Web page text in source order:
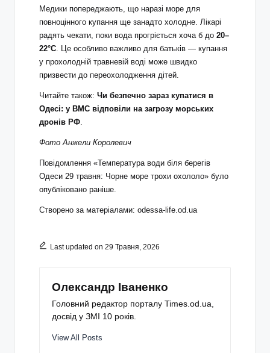
Медики попереджають, що наразі море для
повноцінного купання ще занадто холодне. Лікарі
радять чекати, поки вода прогріється хоча б до 20–
22°С . Це особливо важливо для батьків — купання
у прохолодній травневій воді може швидко
призвести до переохолодження дітей.
Читайте також: Чи безпечно зараз купатися в
Одесі: у ВМС відповіли на загрозу морських
дронів РФ
Фото Анжели Королевич
Повідомлення «Температура води біля берегів
Одеси 29 травня: Чорне море трохи охололо» було
опубліковано раніше.
Створено за матеріалами: odessa-life.od.ua
Last updated on 29 Травня, 2026
Олександр Іваненко
Головний редактор порталу Times.od.ua,
досвід у ЗМІ 10 років.
View All Posts